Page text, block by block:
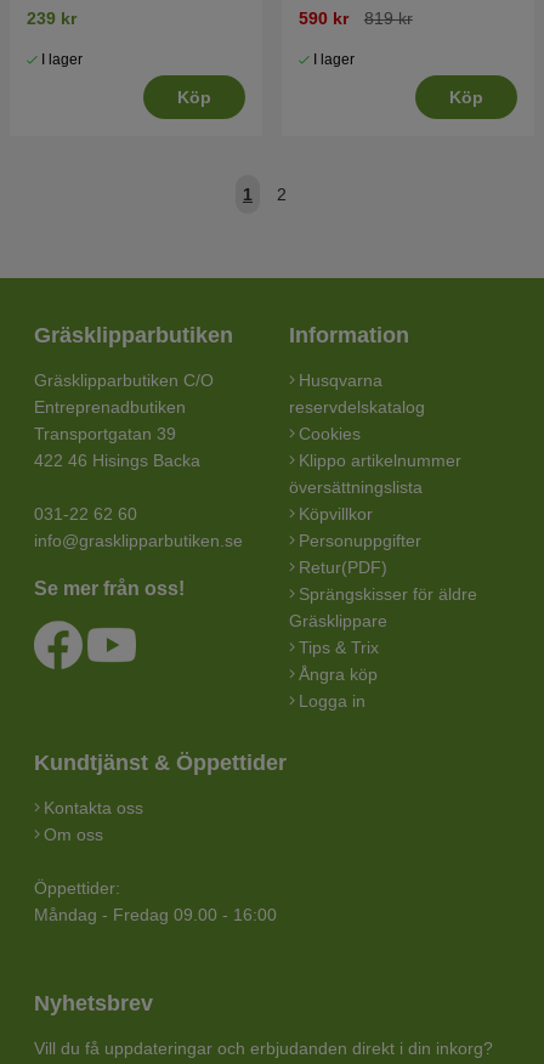
239 kr
I lager
Köp
590 kr
819 kr
I lager
Köp
1 2
Gräsklipparbutiken
Gräsklipparbutiken C/O
Entreprenadbutiken
Transportgatan 39
422 46 Hisings Backa
031-22 62 60
info@grasklipparbutiken.se
Se mer från oss!
Information
Husqvarna
reservdelskatalog
Cookies
Klippo artikelnummer
översättningslista
Köpvillkor
Personuppgifter
Retur(PDF)
Sprängskisser för äldre
Gräsklippare
Tips & Trix
Ångra köp
Logga in
Kundtjänst & Öppettider
Kontakta oss
Om oss
Öppettider:
Måndag - Fredag 09.00 - 16:00
Nyhetsbrev
Vill du få uppdateringar och erbjudanden direkt i din inkorg?